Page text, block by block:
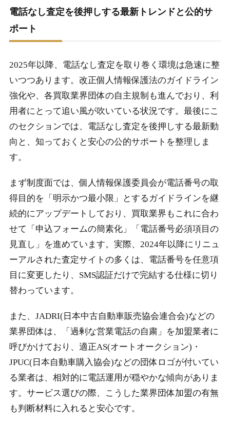
電話なし査定を後押しする最新トレンドと公的サ
ポート
2025年以降、電話なし査定を取り巻く環境は急速に整
いつつあります。改正個人情報保護法のガイドライン
強化や、各買取業界団体の自主規制も進んでおり、利
用者にとって追い風が吹いている状況です。最後にこ
のセクションでは、電話なし査定を後押しする最新動
向と、知っておくと安心の公的サポートを整理しま
す。
まず制度面では、個人情報保護委員会が電話番号の取
得目的を「明示かつ最小限」とするガイドラインを継
続的にアップデートしており、買取業界もこれに合わ
せて「申込フォームの簡素化」「電話番号必須項目の
見直し」を進めています。実際、2024年以降にリニュ
ーアルされた査定サイトの多くは、電話番号を任意項
目に変更したり、SMS認証だけで完結する仕様に切り
替わっています。
また、JADRI(日本中古自動車販売協会連合会)などの
業界団体は、「過剰な営業電話の自粛」を加盟業者に
呼びかけており、適正AS(オートオークション)・
JPUC(日本自動車購入協会)などの団体ロゴが付いてい
る業者は、相対的に電話運用が穏やかな傾向がありま
す。サービス選びの際、こうした業界団体加盟の有無
も判断材料に入れると安心です。